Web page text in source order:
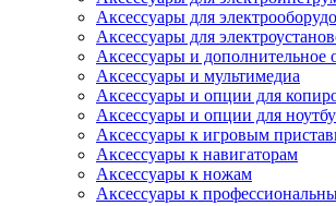
Аксессуары для
Аксессуары для
Аксессуары и дополнительное
Аксессуары и мультимедиа
Аксессуары и опции для
Аксессуары и опции для
Аксессуары к игровым
Аксессуары к навигаторам
Аксессуары к ножам
Аксессуары к